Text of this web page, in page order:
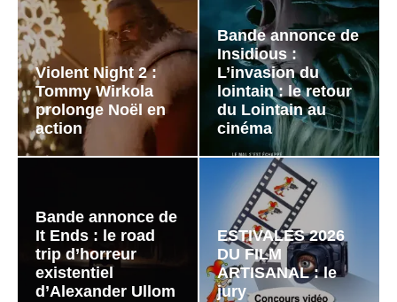
Violent Night 2 :
Tommy Wirkola
prolonge Noël en
action
Bande annonce de
Insidious :
L’invasion du
lointain : le retour
du Lointain au
cinéma
Bande annonce de
It Ends : le road
trip d’horreur
existentiel
d’Alexander Ullom
ESTIVALES 2026
DU FILM
ARTISANAL : le
jury